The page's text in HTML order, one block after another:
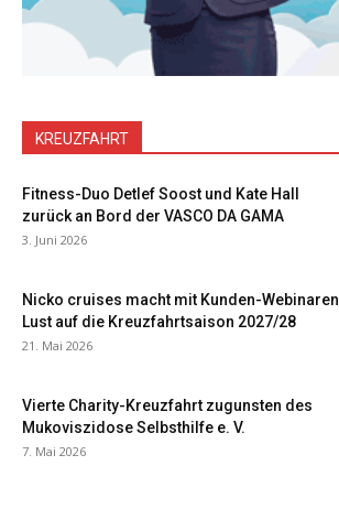
KREUZFAHRT
Fitness-Duo Detlef Soost und Kate Hall
zurück an Bord der VASCO DA GAMA
3. Juni 2026
Nicko cruises macht mit Kunden-Webinaren
Lust auf die Kreuzfahrtsaison 2027/28
21. Mai 2026
Vierte Charity-Kreuzfahrt zugunsten des
Mukoviszidose Selbsthilfe e. V.
7. Mai 2026